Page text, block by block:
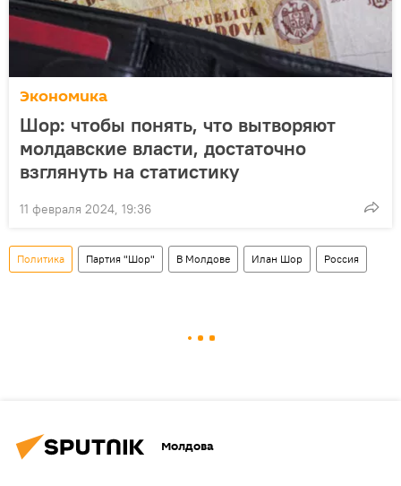
Экономика
Шор: чтобы понять, что вытворяют
молдавские власти, достаточно
взглянуть на статистику
11 февраля 2024, 19:36
Политика Партия "Шор" В Молдове Илан Шор Россия
Молдова